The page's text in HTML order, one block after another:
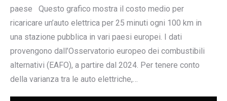
paese Questo grafico mostra il costo medio per
ricaricare un’auto elettrica per 25 minuti ogni 100 km in
una stazione pubblica in vari paesi europei. I dati
provengono dall’Osservatorio europeo dei combustibili
alternativi (EAFO), a partire dal 2024. Per tenere conto
della varianza tra le auto elettriche,…